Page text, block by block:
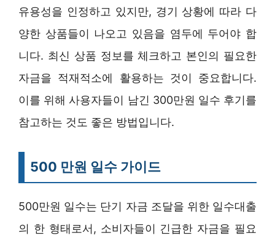
유용성을 인정하고 있지만, 경기 상황에 따라 다
양한 상품들이 나오고 있음을 염두에 두어야 합
니다. 최신 상품 정보를 체크하고 본인의 필요한
자금을 적재적소에 활용하는 것이 중요합니다.
이를 위해 사용자들이 남긴 300만원 일수 후기를
참고하는 것도 좋은 방법입니다.
500 만원 일수 가이드
500만원 일수는 단기 자금 조달을 위한 일수대출
의 한 형태로서, 소비자들이 긴급한 자금을 필요